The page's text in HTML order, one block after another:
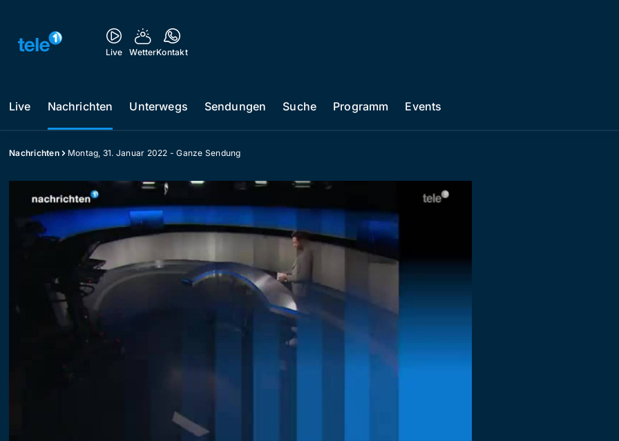
Live WetterKontakt
Live Nachrichten Unterwegs Sendungen Suche Programm Events
Nachrichten Montag, 31. Januar 2022 - Ganze Sendung